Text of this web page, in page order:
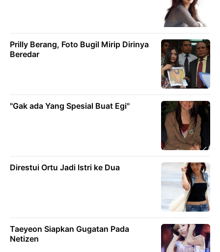
Prilly Berang, Foto Bugil Mirip Dirinya
Beredar
"Gak ada Yang Spesial Buat Egi"
Direstui Ortu Jadi Istri ke Dua
Taeyeon Siapkan Gugatan Pada
Netizen